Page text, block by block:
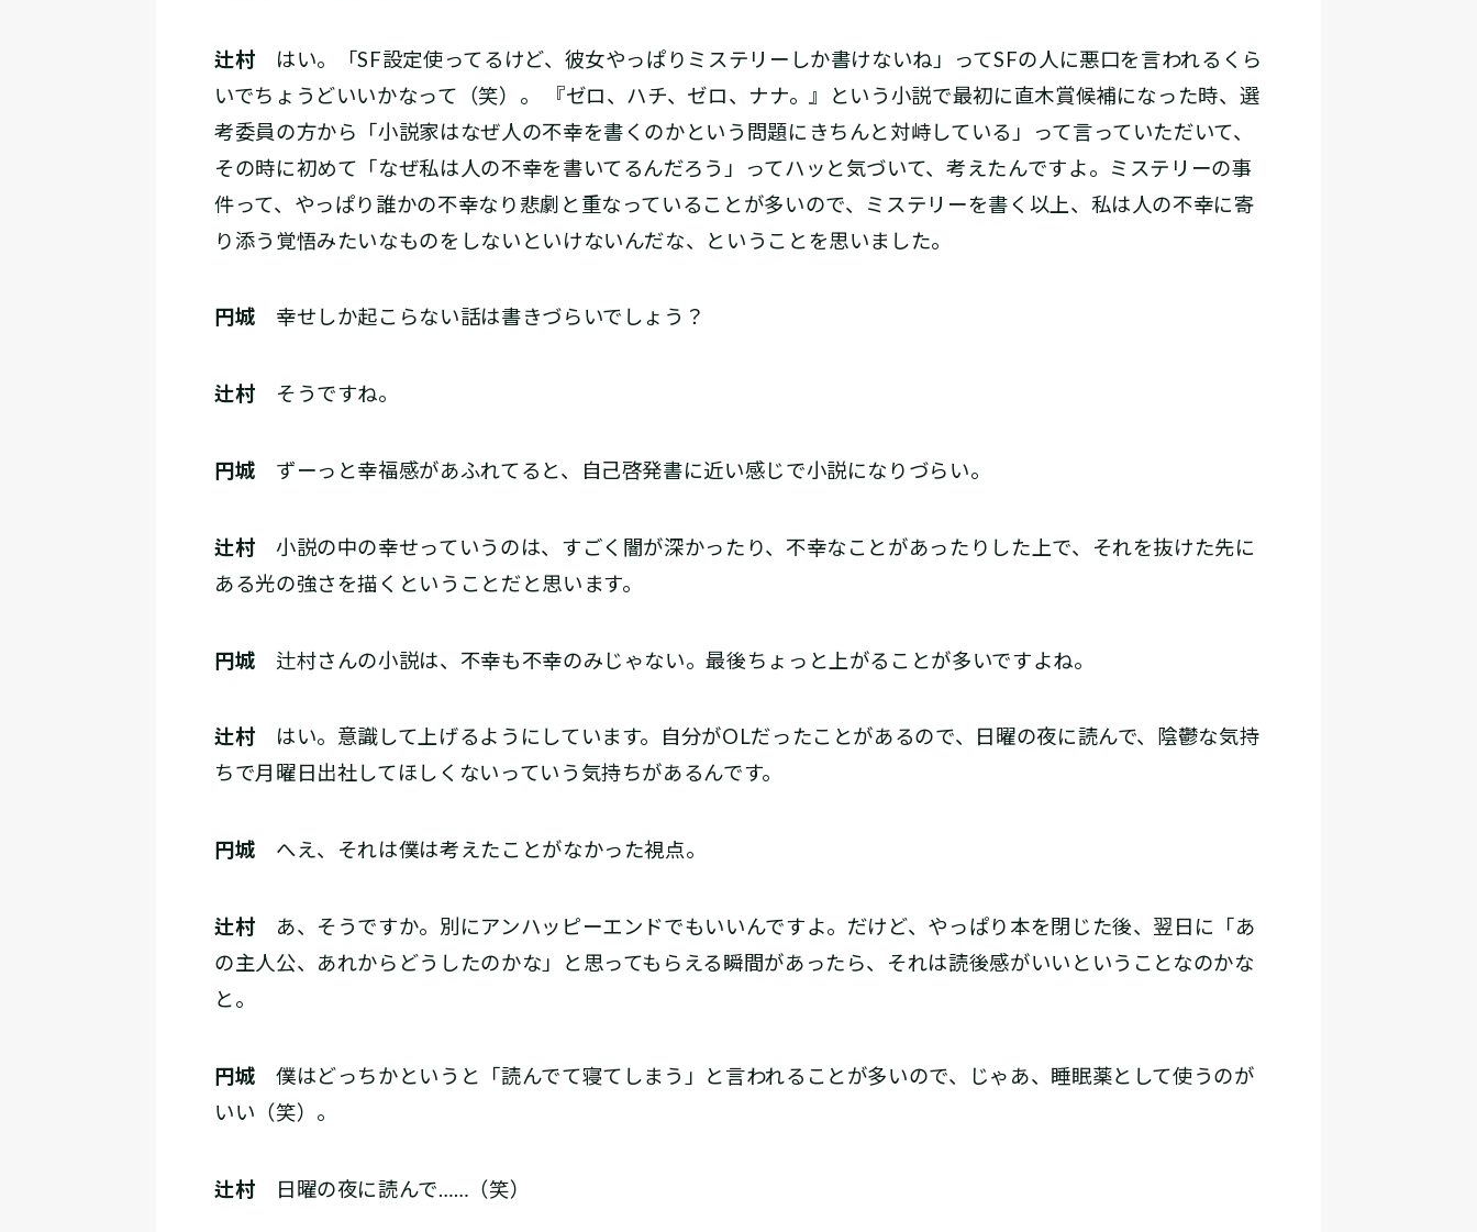
辻村 はい。「SF設定使ってるけど、彼女やっぱりミステリーしか書けないね」ってSFの人に悪口を言われるくら
いでちょうどいいかなって（笑）。 『ゼロ、ハチ、ゼロ、ナナ。』という小説で最初に直木賞候補になった時、選
考委員の方から「小説家はなぜ人の不幸を書くのかという問題にきちんと対峙している」って言っていただいて、
その時に初めて「なぜ私は人の不幸を書いてるんだろう」ってハッと気づいて、考えたんですよ。ミステリーの事
件って、やっぱり誰かの不幸なり悲劇と重なっていることが多いので、ミステリーを書く以上、私は人の不幸に寄
り添う覚悟みたいなものをしないといけないんだな、ということを思いました。
円城 幸せしか起こらない話は書きづらいでしょう？
辻村 そうですね。
円城 ずーっと幸福感があふれてると、自己啓発書に近い感じで小説になりづらい。
辻村 小説の中の幸せっていうのは、すごく闇が深かったり、不幸なことがあったりした上で、それを抜けた先に
ある光の強さを描くということだと思います。
円城 辻村さんの小説は、不幸も不幸のみじゃない。最後ちょっと上がることが多いですよね。
辻村 はい。意識して上げるようにしています。自分がOLだったことがあるので、日曜の夜に読んで、陰鬱な気持
ちで月曜日出社してほしくないっていう気持ちがあるんです。
円城 へえ、それは僕は考えたことがなかった視点。
辻村 あ、そうですか。別にアンハッピーエンドでもいいんですよ。だけど、やっぱり本を閉じた後、翌日に「あ
の主人公、あれからどうしたのかな」と思ってもらえる瞬間があったら、それは読後感がいいということなのかな
と。
円城 僕はどっちかというと「読んでて寝てしまう」と言われることが多いので、じゃあ、睡眠薬として使うのが
いい（笑）。
辻村 日曜の夜に読んで……（笑）